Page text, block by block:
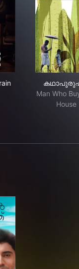
Man Who
House